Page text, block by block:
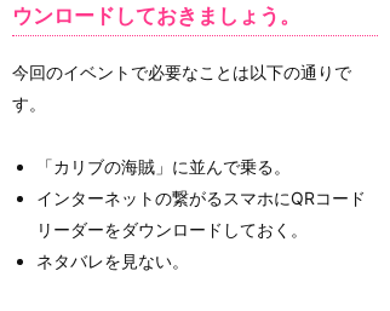
ウンロードしておきましょう。
今回のイベントで必要なことは以下の通りで
す。
「カリブの海賊」に並んで乗る。
インターネットの繋がるスマホにQRコード
リーダーをダウンロードしておく。
ネタバレを見ない。